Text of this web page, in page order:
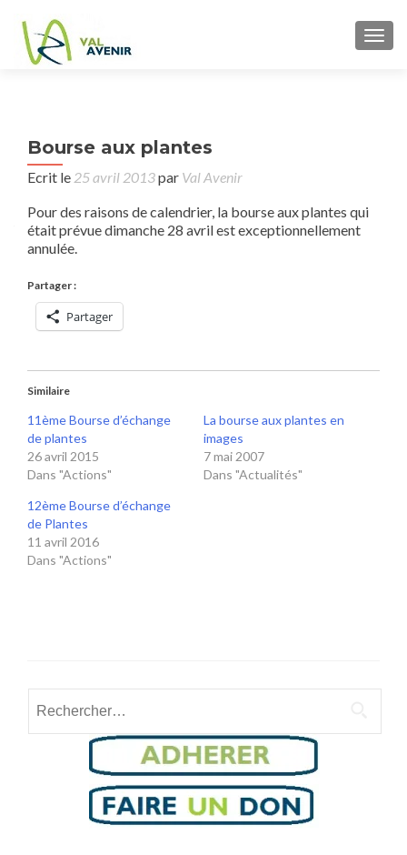
Bourse aux plantes
Ecrit le 25 avril 2013par Val Avenir
Pour des raisons de calendrier, la bourse aux plantes qui
était prévue dimanche 28 avril est exceptionnellement
annulée.
Partager :
Partager
Similaire
11ème Bourse d’échange
de plantes
26 avril 2015
Dans "Actions"
La bourse aux plantes en
images
7 mai 2007
Dans "Actualités"
12ème Bourse d’échange
de Plantes
11 avril 2016
Dans "Actions"